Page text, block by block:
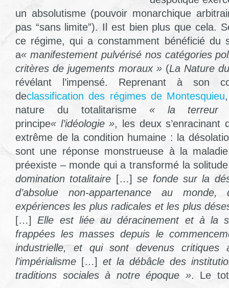
un absolutisme (pouvoir monarchique
pas “sans limite”). Il est bien plus que cela.
ce régime, qui a constamment bénéficié du
a« manifestement pulvérisé nos catégories
critères de jugements moraux »(La Nature
révélant l’impensé. Reprenant à son
declassification des régimes de Montesquieu
nature du totalitarisme « la terreur
principe« l’idéologie », les deux s’enracinant
extrême de la condition humaine : la
sont une réponse monstrueuse à la
préexiste – monde qui a transformé la
domination totalitaire […]se fonde sur la
d’absolue non-appartenance au
expériences les plus radicales et les plus
[…] Elle est liée au déracinement et à la
frappées les masses depuis le
industrielle, et qui sont devenus critiques
l’impérialisme […] et la débâcle des
traditions sociales à notre époque ». Le